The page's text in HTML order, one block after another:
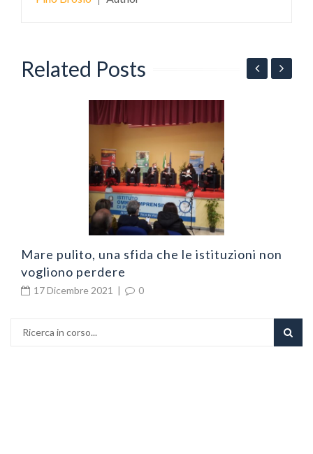
Related Posts
Mare pulito, una sfida che le istituzioni non
vogliono perdere
17 Dicembre 2021 | 0